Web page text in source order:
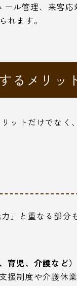
ル管理、来客
れます。
るメリッ
ットだけでなく
」と重なる部分
育児、介護など
援制度や介護休